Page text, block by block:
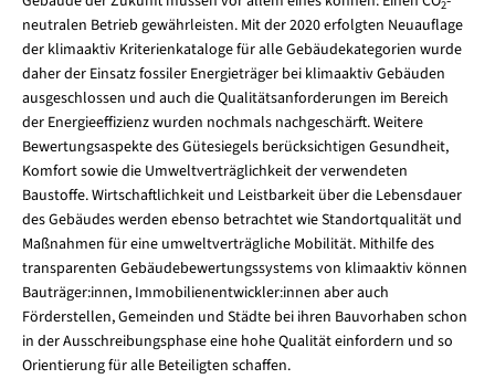
2
neutralen Betrieb gewährleisten. Mit der 2020 erfolgten Neuauflage
der klimaaktiv Kriterienkataloge für alle Gebäudekategorien wurde
daher der Einsatz fossiler Energieträger bei klimaaktiv Gebäuden
ausgeschlossen und auch die Qualitätsanforderungen im Bereich
der Energieeffizienz wurden nochmals nachgeschärft. Weitere
Bewertungsaspekte des Gütesiegels berücksichtigen Gesundheit,
Komfort sowie die Umweltverträglichkeit der verwendeten
Baustoffe. Wirtschaftlichkeit und Leistbarkeit über die Lebensdauer
des Gebäudes werden ebenso betrachtet wie Standortqualität und
Maßnahmen für eine umweltverträgliche Mobilität. Mithilfe des
transparenten Gebäudebewertungssystems von klimaaktiv können
Bauträger:innen, Immobilienentwickler:innen aber auch
Förderstellen, Gemeinden und Städte bei ihren Bauvorhaben schon
in der Ausschreibungsphase eine hohe Qualität einfordern und so
Orientierung für alle Beteiligten schaffen.